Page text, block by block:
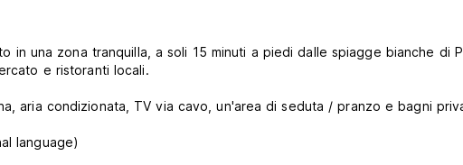
in una zona tranquilla, a soli 15 minuti a piedi dalle spiagge bianche di
e ristoranti locali.
aria condizionata, TV via cavo, un'area di seduta / pranzo e bagni
language)